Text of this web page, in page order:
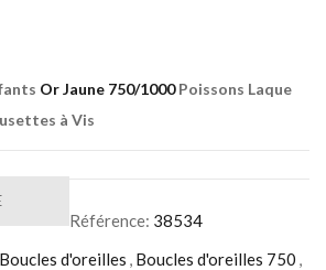
Or Jaune 750/1000Poissons Laque
à Vis
Référence: 38534
Boucles d'oreilles , Boucles d'oreilles 750 ,